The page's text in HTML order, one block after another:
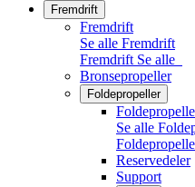
Fremdrift
Fremdrift
Se alle Fremdrift
Fremdrift Se alle
Bronsepropeller
Foldepropeller
Se alle
Reservedeler
Support